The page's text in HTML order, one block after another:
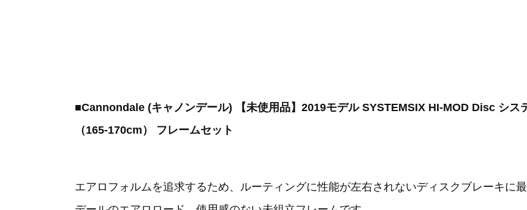
■Cannondale (キャノンデール) 【未使用品】2019モデル SYSTEMSIX HI-MOD Disc シス
（165-170cm） フレームセット
エアロフォルムを追求するため、ルーティングに性能が左右されないディスクブレーキに